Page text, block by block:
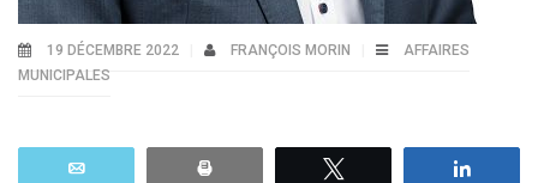
19 DÉCEMBRE 2022 FRANÇOIS MORIN
AFFAIRES
MUNICIPALES